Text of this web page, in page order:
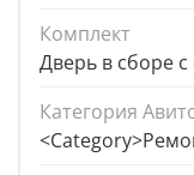
Комплект
Дверь в сборе
Категория